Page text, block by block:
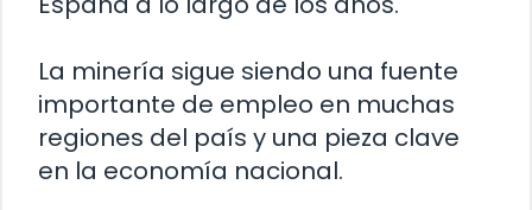
La minería sigue siendo una fuente
importante de empleo en muchas
regiones del país y una pieza clave
en la economía nacional.